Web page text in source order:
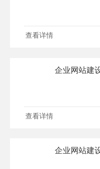
查看详情
企业网站建
查看详情
企业网站建